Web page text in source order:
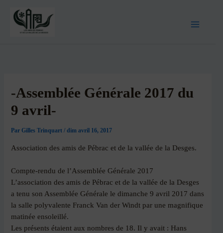
-Assemblée Générale 2017 du
9 avril-
ParGilles Trinquart/dim avril 16, 2017
Association des amis de Pébrac et de la vallée de la Desges.
Compte-rendu de l’Assemblée Générale 2017
L’association des amis de Pébrac et de la vallée de la Desges
a tenu son Assemblée Générale le dimanche 9 avril 2017 dans
la salle polyvalente Franck Van der Windt par une magnifique
matinée ensoleillé.
Les présents étaient aux nombres de 18. Il y avait : Hans